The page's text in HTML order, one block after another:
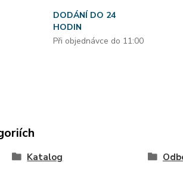
DODÁNÍ DO 24
HODIN
Při objednávce do 11:00
Katalog